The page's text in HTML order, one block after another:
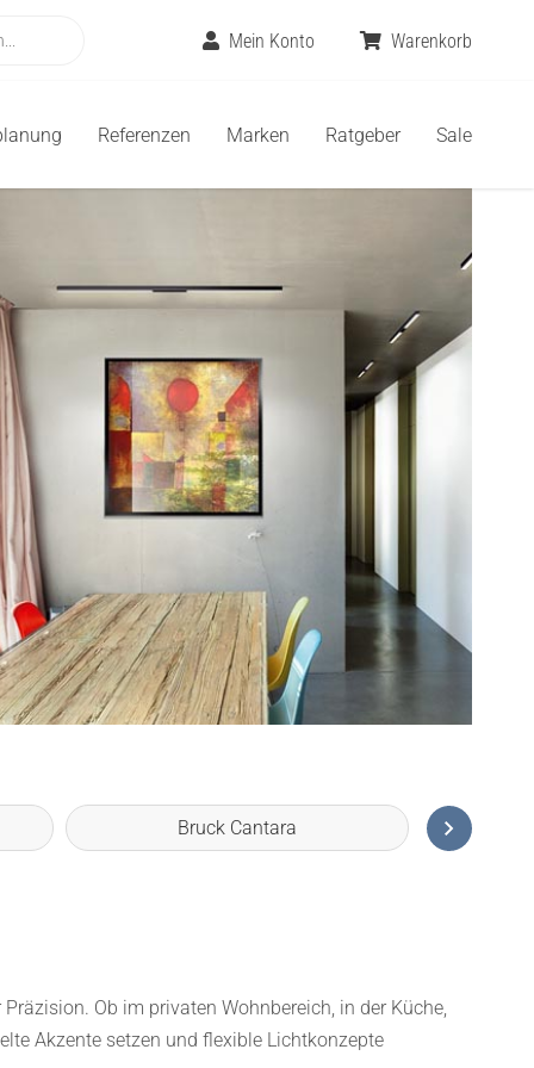
Mein Konto Warenkorb
Referenzen Marken Ratgeber Sale
Bruck Cantara
Ob im privaten Wohnbereich, in der Küche,
Akzente setzen und flexible Lichtkonzepte